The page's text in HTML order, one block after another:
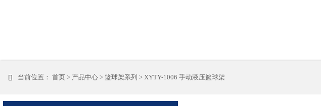
 当前位置： 首页> 产品中心> 篮球架系列 > XYTY-1006 手动液压篮球架